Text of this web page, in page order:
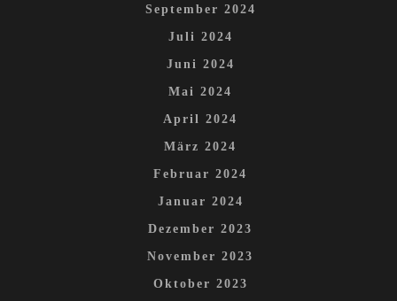
September 2024
Juli 2024
Juni 2024
Mai 2024
April 2024
März 2024
Februar 2024
Januar 2024
Dezember 2023
November 2023
Oktober 2023